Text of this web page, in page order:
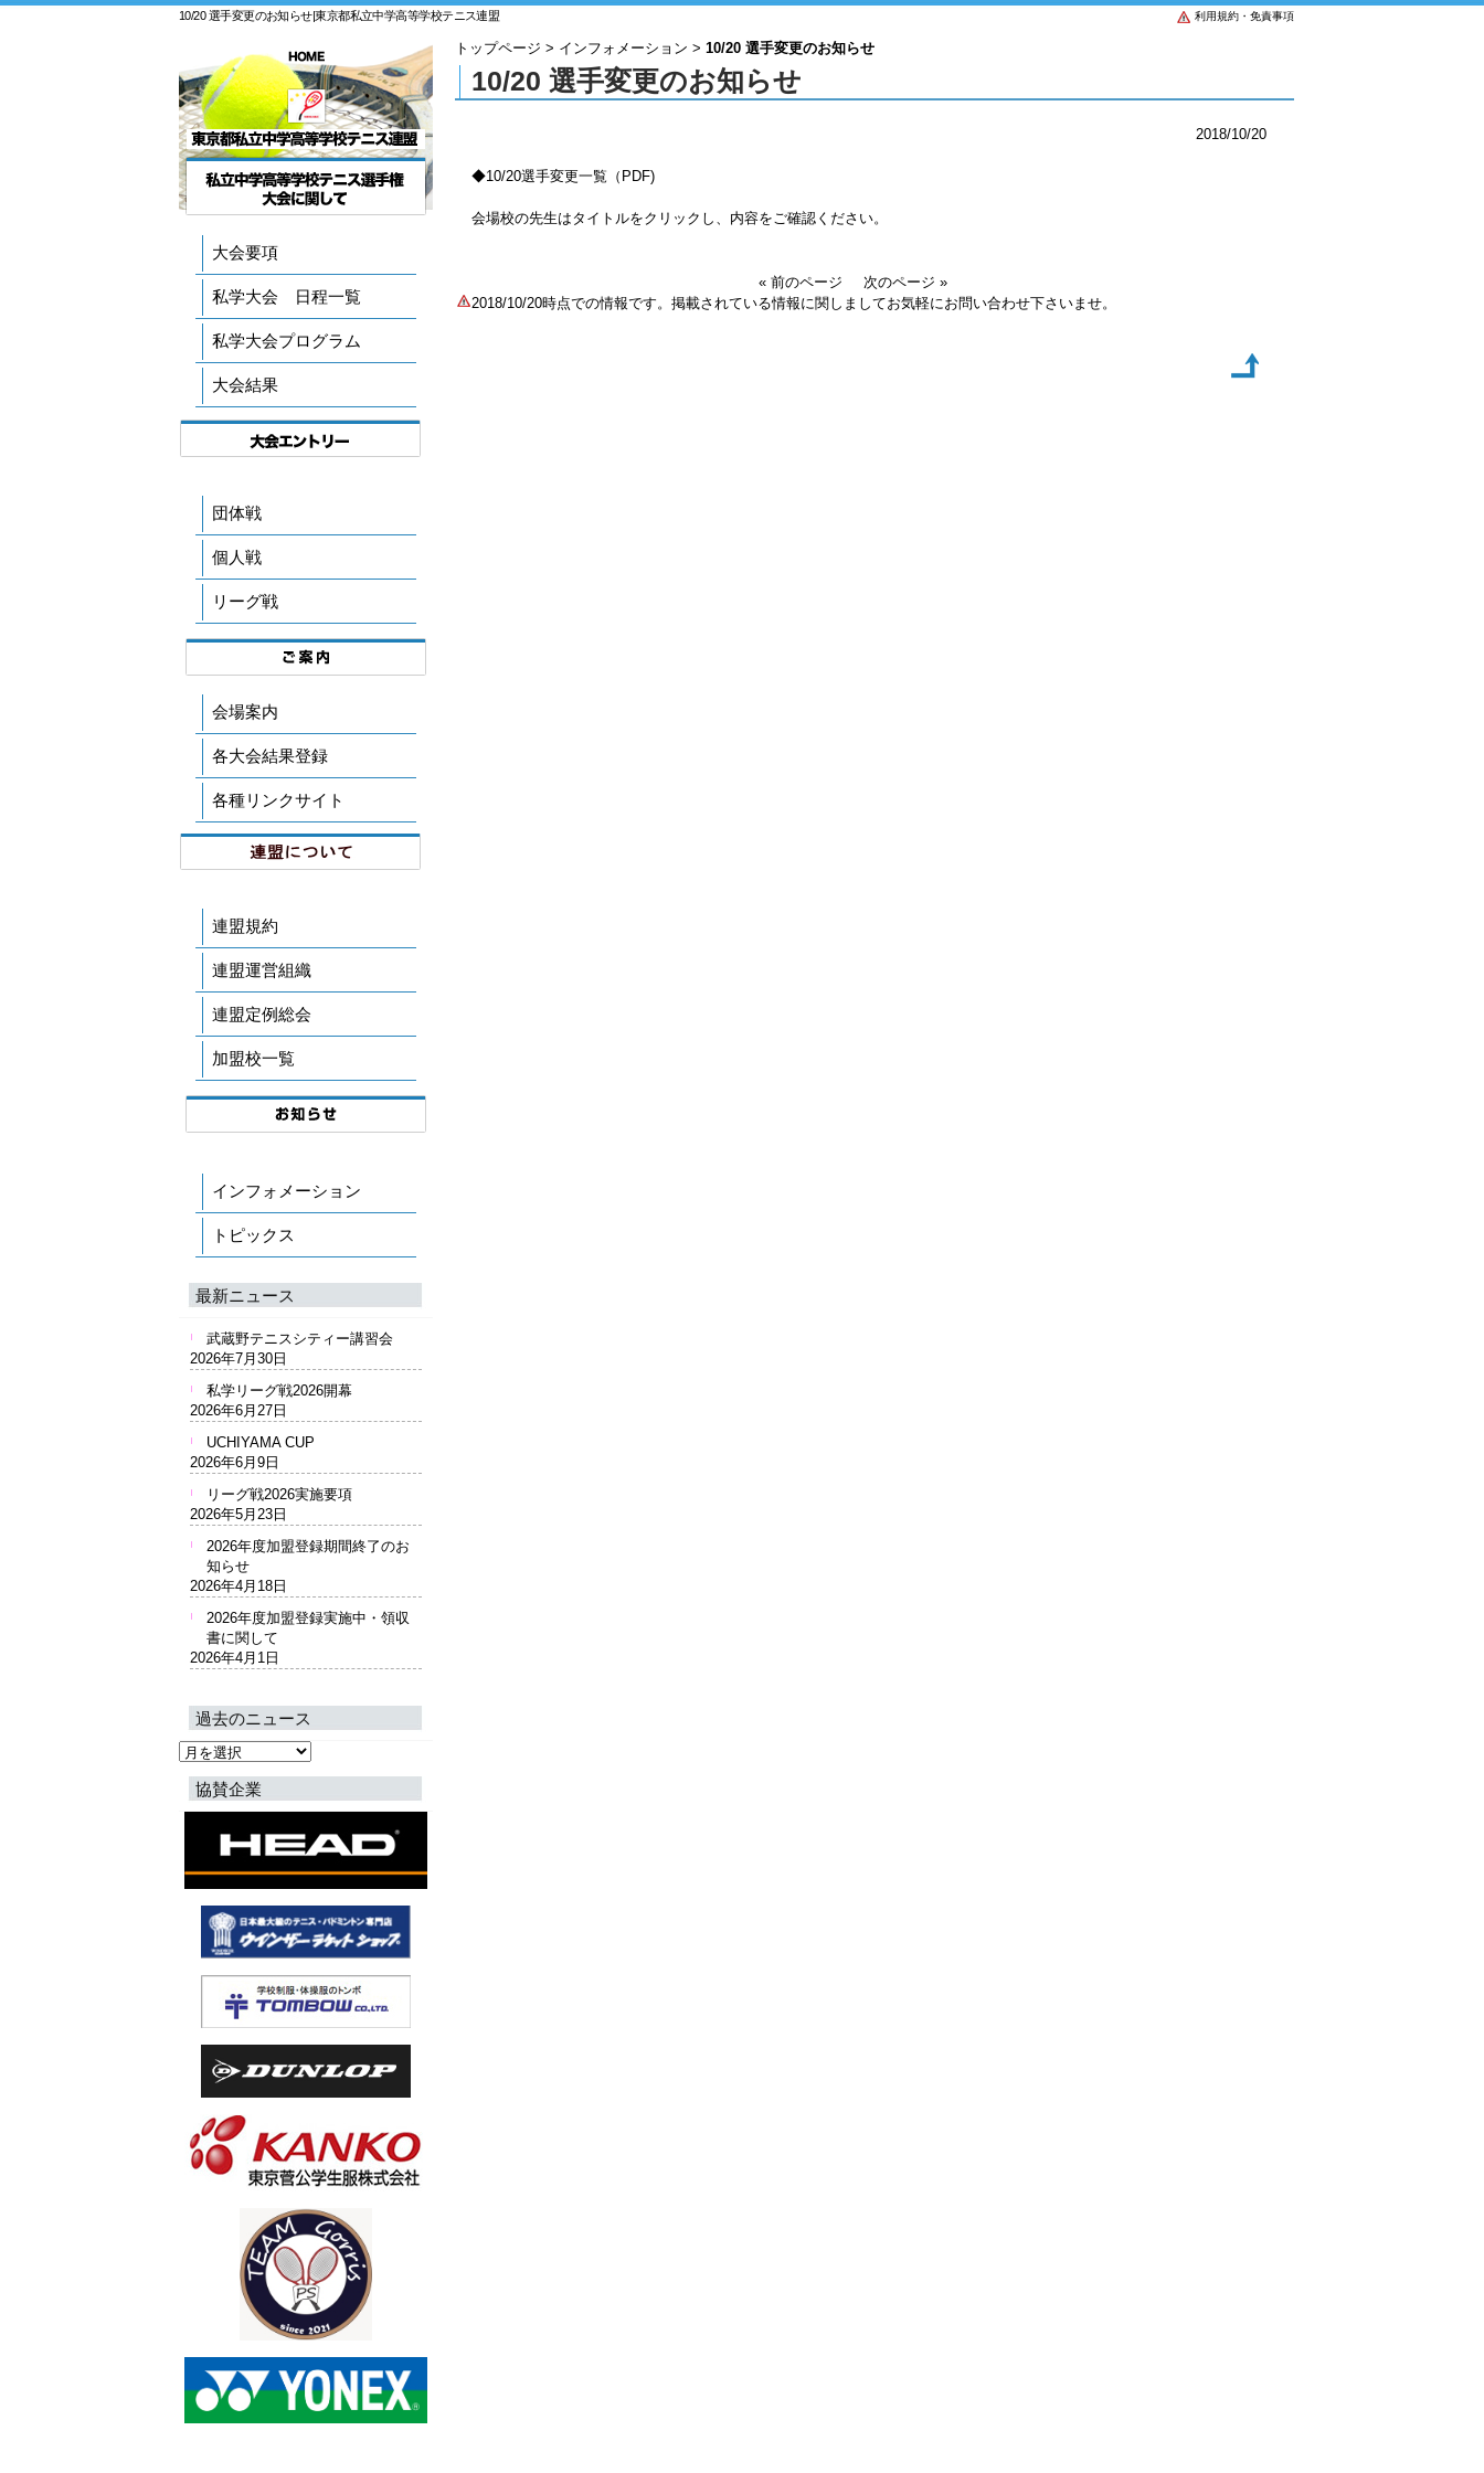
10/20 選手変更のお知らせ|東京都私立中学高等学校テニス連盟 利用規約・免責事項
トップページ > インフォメーション > 10/20 選手変更のお知らせ
10/20 選手変更のお知らせ
2018/10/20
◆10/20選手変更一覧（PDF)
会場校の先生はタイトルをクリックし、内容をご確認ください。
« 前のページ
次のページ »
2018/10/20時点での情報です。掲載されている情報に関しましてお気軽にお問い合わせ下さいませ。
大会要項
私学大会 日程一覧
私学大会プログラム
大会結果
団体戦
個人戦
リーグ戦
会場案内
各大会結果登録
各種リンクサイト
連盟規約
連盟運営組織
連盟定例総会
加盟校一覧
インフォメーション
トピックス
最新ニュース
武蔵野テニスシティー講習会
2026年7月30日
私学リーグ戦2026開幕
2026年6月27日
UCHIYAMA CUP
2026年6月9日
リーグ戦2026実施要項
2026年5月23日
2026年度加盟登録期間終了のお
知らせ
2026年4月18日
2026年度加盟登録実施中・領収
書に関して
2026年4月1日
過去のニュース
過
ニ
ス
協賛企業